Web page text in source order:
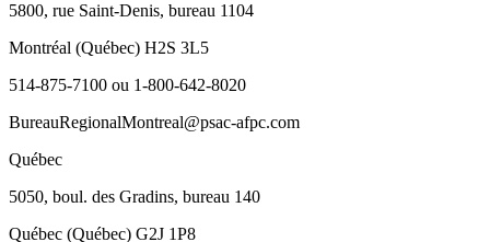
5800, rue Saint-Denis, bureau 1104
Montréal (Québec) H2S 3L5
514-875-7100 ou 1-800-642-8020
BureauRegionalMontreal@psac-afpc.com
Québec
5050, boul. des Gradins, bureau 140
Québec (Québec) G2J 1P8